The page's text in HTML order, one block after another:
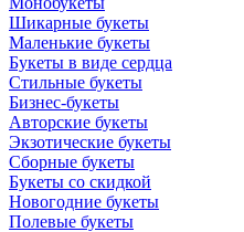
Шикарные букеты
Маленькие букеты
Букеты в виде сердца
Стильные букеты
Бизнес-букеты
Авторские букеты
Экзотические букеты
Сборные букеты
Букеты со скидкой
Новогодние букеты
Полевые букеты